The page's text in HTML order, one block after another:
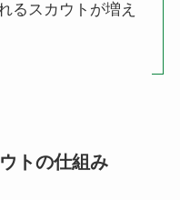
るスカウトが増え
トの仕組み